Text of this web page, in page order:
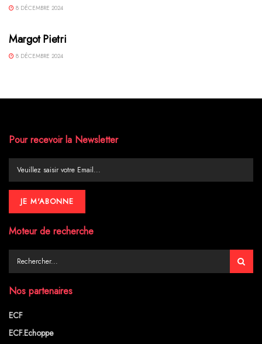
8 DÉCEMBRE 2024
Margot Pietri
8 DÉCEMBRE 2024
Pour recevoir la Newsletter
Moteur de recherche
Nos partenaires
ECF
ECF.Echoppe